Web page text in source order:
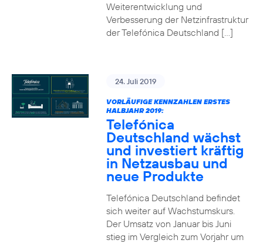
Weiterentwicklung und
Verbesserung der Netzinfrastruktur
der Telefónica Deutschland […]
24. Juli 2019
VORLÄUFIGE KENNZAHLEN ERSTES
HALBJAHR 2019:
Telefónica
Deutschland wächst
und investiert kräftig
in Netzausbau und
neue Produkte
Telefónica Deutschland befindet
sich weiter auf Wachstumskurs.
Der Umsatz von Januar bis Juni
stieg im Vergleich zum Vorjahr um